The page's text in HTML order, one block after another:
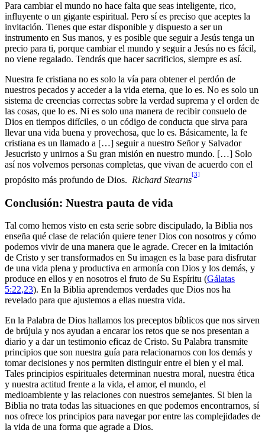
Para cambiar el mundo no hace falta que seas inteligente, rico,
influyente o un gigante espiritual. Pero sí es preciso que aceptes la
invitación. Tienes que estar disponible y dispuesto a ser un
instrumento en Sus manos, y es posible que seguir a Jesús tenga un
precio para ti, porque cambiar el mundo y seguir a Jesús no es fácil,
no viene regalado. Tendrás que hacer sacrificios, siempre es así.
Nuestra fe cristiana no es solo la vía para obtener el perdón de
nuestros pecados y acceder a la vida eterna, que lo es. No es solo un
sistema de creencias correctas sobre la verdad suprema y el orden de
las cosas, que lo es. Ni es solo una manera de recibir consuelo de
Dios en tiempos difíciles, o un código de conducta que sirva para
llevar una vida buena y provechosa, que lo es. Básicamente, la fe
cristiana es un llamado a […] seguir a nuestro Señor y Salvador
Jesucristo y unirnos a Su gran misión en nuestro mundo. […] Solo
así nos volvemos personas completas, que vivan de acuerdo con el
propósito más profundo de Dios. Richard Stearns
[3]
Conclusión: Nuestra pauta de vida
Tal como hemos visto en esta serie sobre discipulado, la Biblia nos
enseña qué clase de relación quiere tener Dios con nosotros y cómo
podemos vivir de una manera que le agrade. Crecer en la imitación
de Cristo y ser transformados en Su imagen es la base para disfrutar
de una vida plena y productiva en armonía con Dios y los demás, y
produce en ellos y en nosotros el fruto de Su Espíritu (Gálatas
5:22,23). En la Biblia aprendemos verdades que Dios nos ha
revelado para que ajustemos a ellas nuestra vida.
En la Palabra de Dios hallamos los preceptos bíblicos que nos sirven
de brújula y nos ayudan a encarar los retos que se nos presentan a
diario y a dar un testimonio eficaz de Cristo. Su Palabra transmite
principios que son nuestra guía para relacionarnos con los demás y
tomar decisiones y nos permiten distinguir entre el bien y el mal.
Tales principios espirituales determinan nuestra moral, nuestra ética
y nuestra actitud frente a la vida, el amor, el mundo, el
medioambiente y las relaciones con nuestros semejantes. Si bien la
Biblia no trata todas las situaciones en que podemos encontrarnos, sí
nos ofrece los principios para navegar por entre las complejidades de
la vida de una forma que agrade a Dios.